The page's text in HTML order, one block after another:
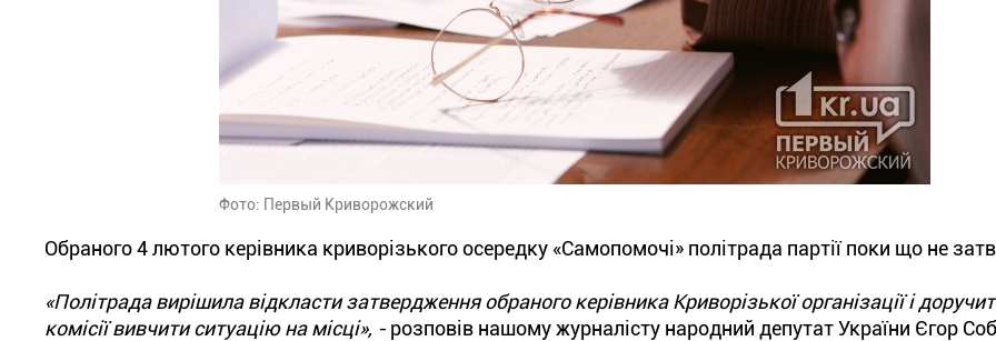
Фото: Первый Криворожский
Обраного 4 лютого керівника криворізького осередку «Самопомочі» політрада партії поки що не
«Політрада вирішила відкласти затвердження обраного керівника Криворізької організації і
комісії вивчити ситуацію на місці», - розповів нашому журналісту народний депутат України Єгор